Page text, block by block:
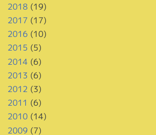
2018 (19)
2017 (17)
2016 (10)
2015 (5)
2014 (6)
2013 (6)
2012 (3)
2011 (6)
2010(14)
2009 (7)